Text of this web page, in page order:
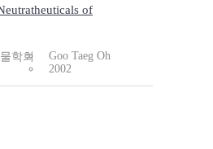
of
학회
Goo Taeg Oh
2002